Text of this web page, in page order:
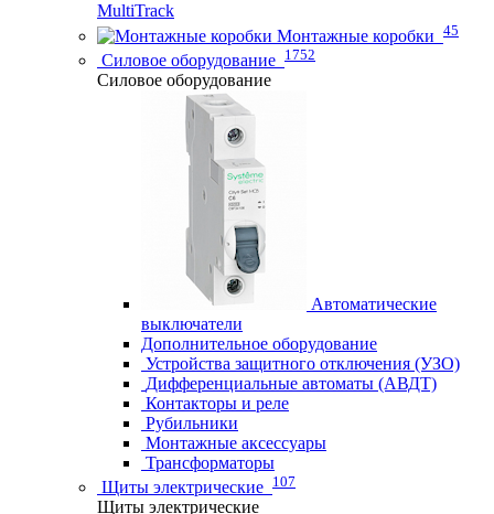
MultiTrack
Монтажные коробки 45
Силовое оборудование 1752
Силовое оборудование
Автоматические
выключатели
Дополнительное оборудование
Устройства защитного отключения (УЗО)
Дифференциальные автоматы (АВДТ)
Контакторы и реле
Рубильники
Монтажные аксессуары
Трансформаторы
Щиты электрические 107
Щиты электрические